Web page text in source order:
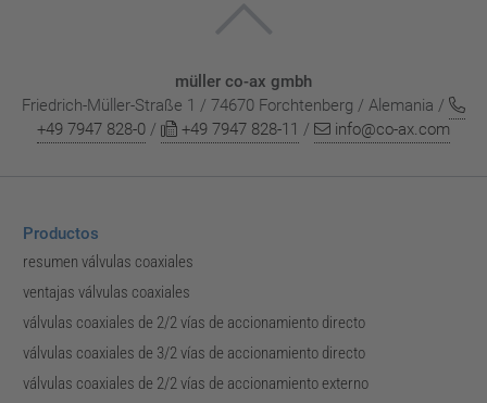
müller co-ax gmbh
Friedrich-Müller-Straße 1 / 74670 Forchtenberg / Alemania /
+49 7947 828-0 / +49 7947 828-11 / info@co-ax.com
Productos
resumen válvulas coaxiales
ventajas válvulas coaxiales
válvulas coaxiales de 2/2 vías de accionamiento directo
válvulas coaxiales de 3/2 vías de accionamiento directo
válvulas coaxiales de 2/2 vías de accionamiento externo